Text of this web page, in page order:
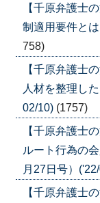
【千原弁護
制適用要件と
758)
【千原弁護士
人材を整理し
02/10) (1757)
【千原弁護
ルート行為の
月27日号）
【千原弁護